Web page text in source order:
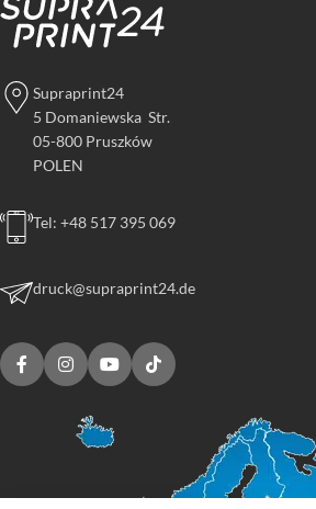
Supraprint24
5 Domaniewska Str.
05-800 Pruszków
POLEN
Tel: +48 517 395 069
druck@supraprint24.de